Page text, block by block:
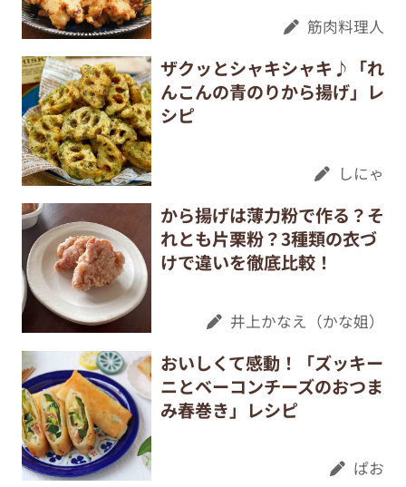
筋肉料理人
ザクッとシャキシャキ♪「れ
んこんの青のりから揚げ」レ
シピ
しにゃ
から揚げは薄力粉で作る？そ
れとも片栗粉？3種類の衣づ
けで違いを徹底比較！
井上かなえ（かな姐）
おいしくて感動！「ズッキー
ニとベーコンチーズのおつま
み春巻き」レシピ
ぱお